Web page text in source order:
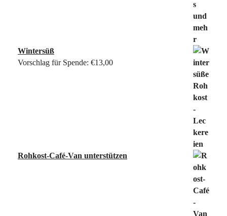
Wintersüß
Vorschlag für Spende: €13,00
Rohkost-Café-Van unterstützen